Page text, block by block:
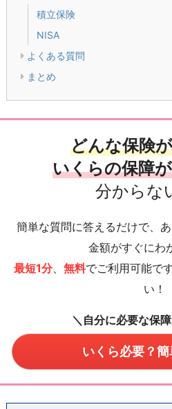
積立保険
NISA
よくある質問
まとめ
どんな保険
いくらの保障
分からな
簡単な質問に答えるだけで、
金額がすぐにわ
最短1分、 無料でご利用可能で
い！
＼自分に必要な保
いくら必要？